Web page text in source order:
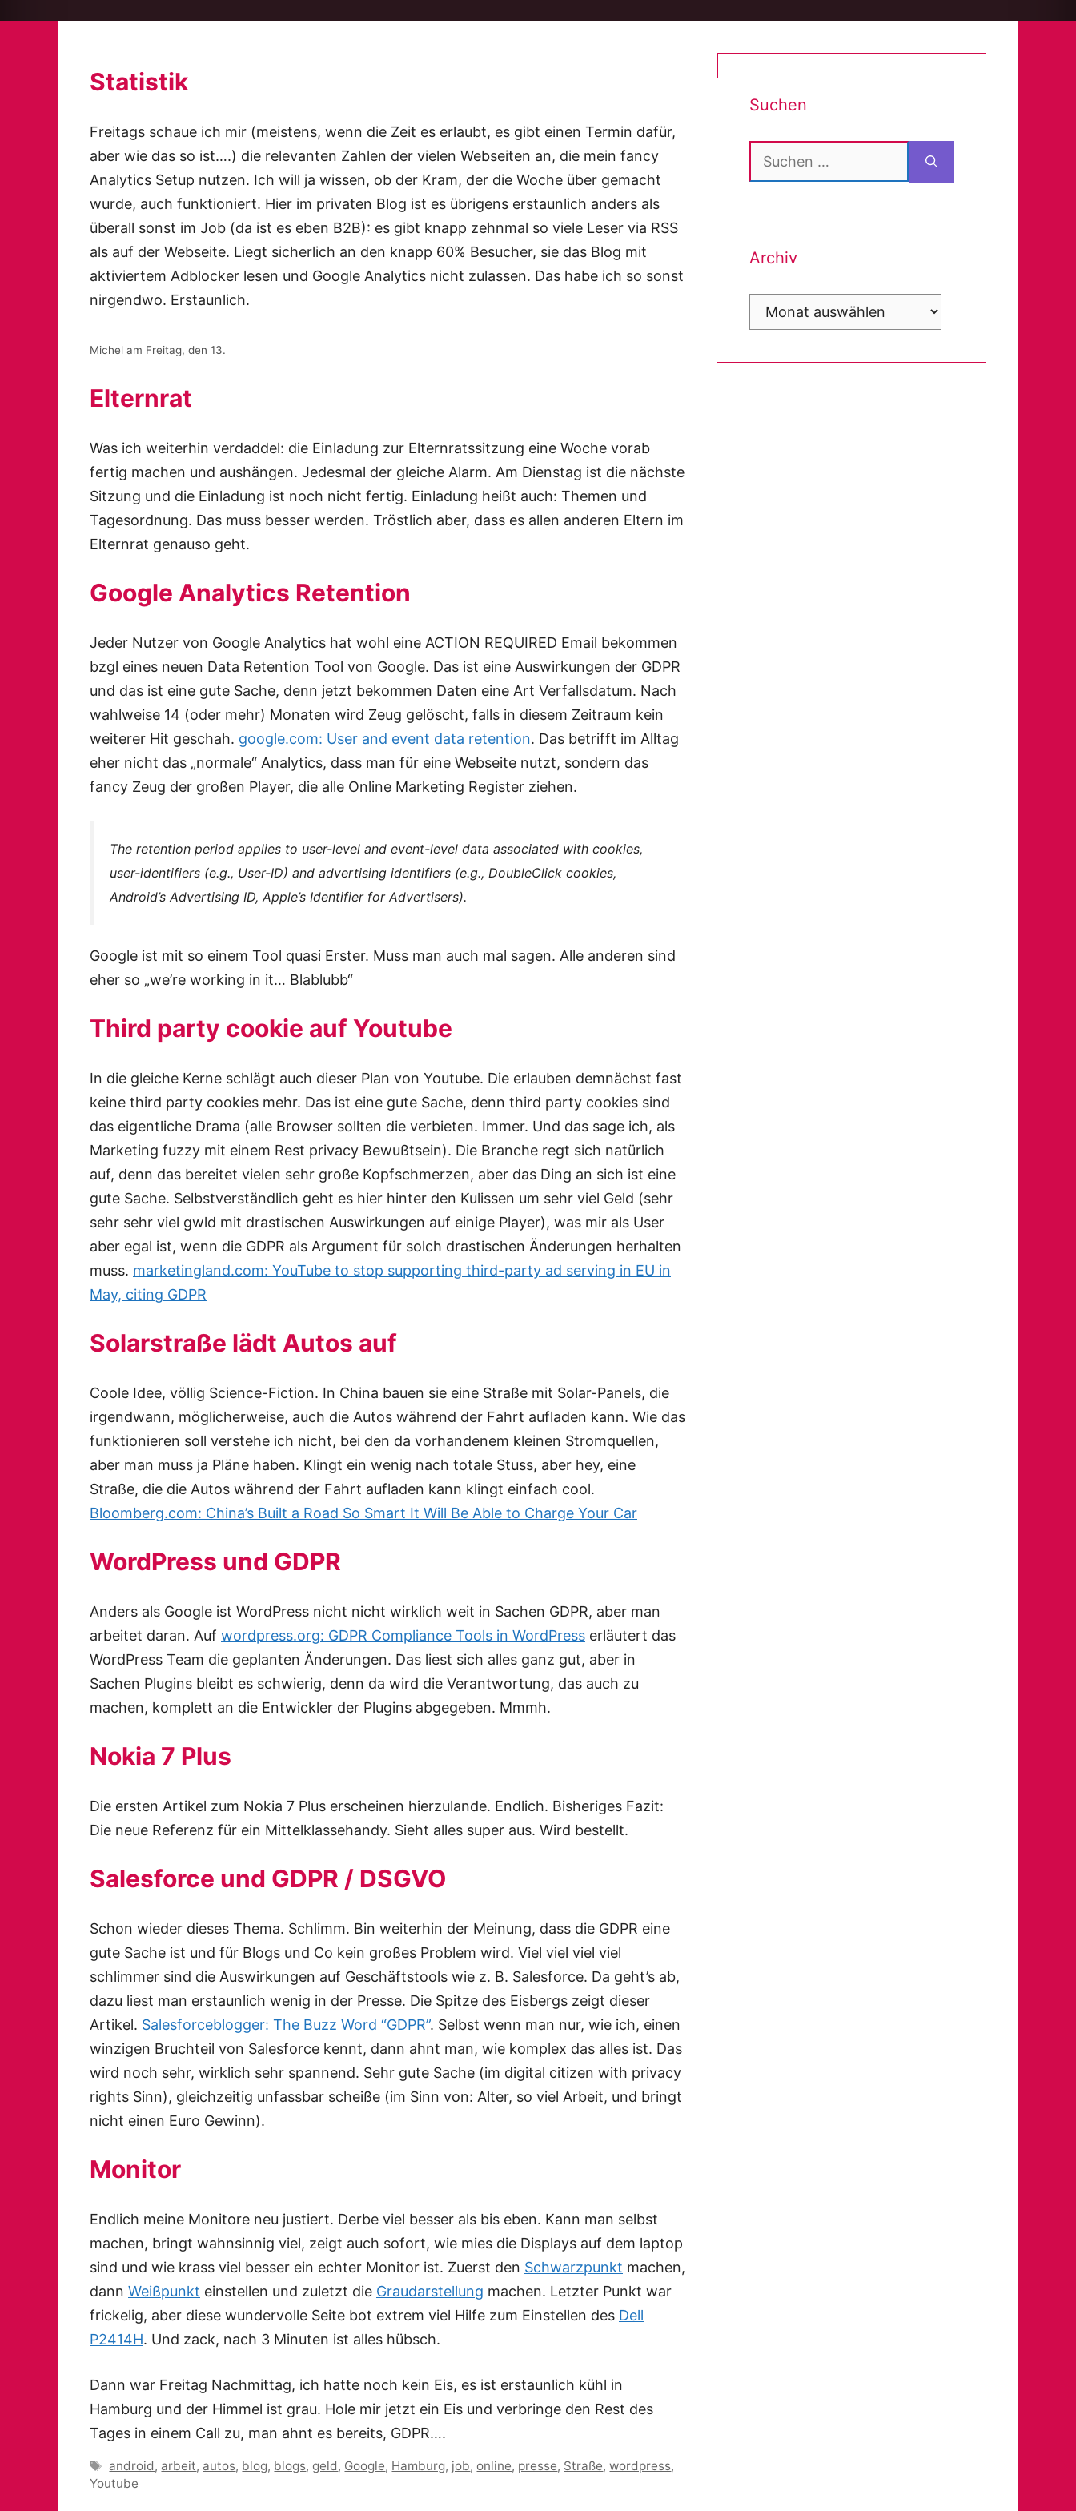
Statistik
Freitags schaue ich mir (meistens, wenn die Zeit es erlaubt, es gibt einen Termin dafür,
aber wie das so ist….) die relevanten Zahlen der vielen Webseiten an, die mein fancy
Analytics Setup nutzen. Ich will ja wissen, ob der Kram, der die Woche über gemacht
wurde, auch funktioniert. Hier im privaten Blog ist es übrigens erstaunlich anders als
überall sonst im Job (da ist es eben B2B): es gibt knapp zehnmal so viele Leser via RSS
als auf der Webseite. Liegt sicherlich an den knapp 60% Besucher, sie das Blog mit
aktiviertem Adblocker lesen und Google Analytics nicht zulassen. Das habe ich so sonst
nirgendwo. Erstaunlich.
Michel am Freitag, den 13.
Elternrat
Was ich weiterhin verdaddel: die Einladung zur Elternratssitzung eine Woche vorab
fertig machen und aushängen. Jedesmal der gleiche Alarm. Am Dienstag ist die nächste
Sitzung und die Einladung ist noch nicht fertig. Einladung heißt auch: Themen und
Tagesordnung. Das muss besser werden. Tröstlich aber, dass es allen anderen Eltern im
Elternrat genauso geht.
Google Analytics Retention
Jeder Nutzer von Google Analytics hat wohl eine ACTION REQUIRED Email bekommen
bzgl eines neuen Data Retention Tool von Google. Das ist eine Auswirkungen der GDPR
und das ist eine gute Sache, denn jetzt bekommen Daten eine Art Verfallsdatum. Nach
wahlweise 14 (oder mehr) Monaten wird Zeug gelöscht, falls in diesem Zeitraum kein
weiterer Hit geschah. google.com: User and event data retention. Das betrifft im Alltag
eher nicht das „normale“ Analytics, dass man für eine Webseite nutzt, sondern das
fancy Zeug der großen Player, die alle Online Marketing Register ziehen.
The retention period applies to user-level and event-level data associated with cookies,
user-identifiers (e.g., User-ID) and advertising identifiers (e.g., DoubleClick cookies,
Android’s Advertising ID, Apple’s Identifier for Advertisers).
Google ist mit so einem Tool quasi Erster. Muss man auch mal sagen. Alle anderen sind
eher so „we’re working in it… Blablubb“
Third party cookie auf Youtube
In die gleiche Kerne schlägt auch dieser Plan von Youtube. Die erlauben demnächst fast
keine third party cookies mehr. Das ist eine gute Sache, denn third party cookies sind
das eigentliche Drama (alle Browser sollten die verbieten. Immer. Und das sage ich, als
Marketing fuzzy mit einem Rest privacy Bewußtsein). Die Branche regt sich natürlich
auf, denn das bereitet vielen sehr große Kopfschmerzen, aber das Ding an sich ist eine
gute Sache. Selbstverständlich geht es hier hinter den Kulissen um sehr viel Geld (sehr
sehr sehr viel gwld mit drastischen Auswirkungen auf einige Player), was mir als User
aber egal ist, wenn die GDPR als Argument für solch drastischen Änderungen herhalten
muss. marketingland.com: YouTube to stop supporting third-party ad serving in EU in
May, citing GDPR
Solarstraße lädt Autos auf
Coole Idee, völlig Science-Fiction. In China bauen sie eine Straße mit Solar-Panels, die
irgendwann, möglicherweise, auch die Autos während der Fahrt aufladen kann. Wie das
funktionieren soll verstehe ich nicht, bei den da vorhandenem kleinen Stromquellen,
aber man muss ja Pläne haben. Klingt ein wenig nach totale Stuss, aber hey, eine
Straße, die die Autos während der Fahrt aufladen kann klingt einfach cool.
Bloomberg.com: China’s Built a Road So Smart It Will Be Able to Charge Your Car
WordPress und GDPR
Anders als Google ist WordPress nicht nicht wirklich weit in Sachen GDPR, aber man
arbeitet daran. Auf wordpress.org: GDPR Compliance Tools in WordPress erläutert das
WordPress Team die geplanten Änderungen. Das liest sich alles ganz gut, aber in
Sachen Plugins bleibt es schwierig, denn da wird die Verantwortung, das auch zu
machen, komplett an die Entwickler der Plugins abgegeben. Mmmh.
Nokia 7 Plus
Die ersten Artikel zum Nokia 7 Plus erscheinen hierzulande. Endlich. Bisheriges Fazit:
Die neue Referenz für ein Mittelklassehandy. Sieht alles super aus. Wird bestellt.
Salesforce und GDPR / DSGVO
Schon wieder dieses Thema. Schlimm. Bin weiterhin der Meinung, dass die GDPR eine
gute Sache ist und für Blogs und Co kein großes Problem wird. Viel viel viel viel
schlimmer sind die Auswirkungen auf Geschäftstools wie z. B. Salesforce. Da geht’s ab,
dazu liest man erstaunlich wenig in der Presse. Die Spitze des Eisbergs zeigt dieser
Artikel. Salesforceblogger: The Buzz Word “GDPR”. Selbst wenn man nur, wie ich, einen
winzigen Bruchteil von Salesforce kennt, dann ahnt man, wie komplex das alles ist. Das
wird noch sehr, wirklich sehr spannend. Sehr gute Sache (im digital citizen with privacy
rights Sinn), gleichzeitig unfassbar scheiße (im Sinn von: Alter, so viel Arbeit, und bringt
nicht einen Euro Gewinn).
Monitor
Endlich meine Monitore neu justiert. Derbe viel besser als bis eben. Kann man selbst
machen, bringt wahnsinnig viel, zeigt auch sofort, wie mies die Displays auf dem laptop
sind und wie krass viel besser ein echter Monitor ist. Zuerst den Schwarzpunkt machen,
dann Weißpunkt einstellen und zuletzt die Graudarstellung machen. Letzter Punkt war
frickelig, aber diese wundervolle Seite bot extrem viel Hilfe zum Einstellen des Dell
P2414H. Und zack, nach 3 Minuten ist alles hübsch.
Dann war Freitag Nachmittag, ich hatte noch kein Eis, es ist erstaunlich kühl in
Hamburg und der Himmel ist grau. Hole mir jetzt ein Eis und verbringe den Rest des
Tages in einem Call zu, man ahnt es bereits, GDPR….
Schlagwörter
android,arbeit,autos, blog, blogs,geld, Google, Hamburg, job,online, presse, Straße,wordpress,
Youtube
Suchen
Suchen
Archiv
Archiv